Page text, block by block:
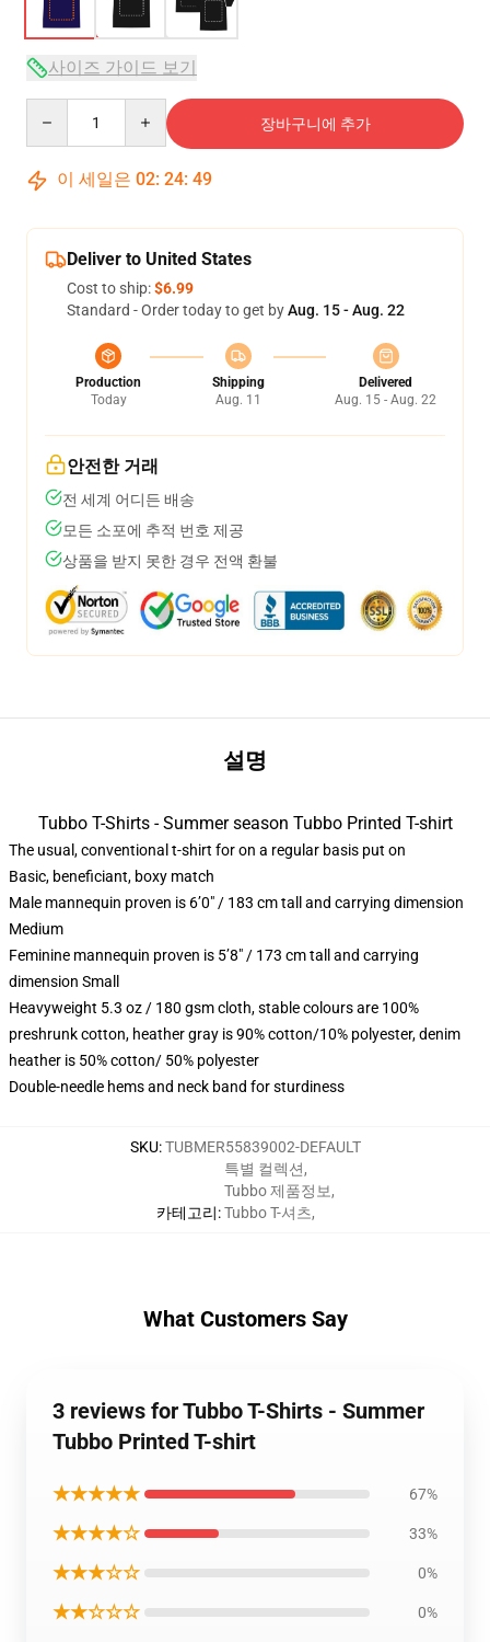
사이즈 가이드 보기
장바구니에 추가
이 세일은 02: 24: 48
Deliver to United States
Cost to ship:$6.99
Standard - Order today to get byAug. 15 - Aug. 22
Production
Today
Shipping
Aug. 11
Delivered
Aug. 15 - Aug. 22
안전한 거래
전 세계 어디든 배송
모든 소포에 추적 번호 제공
상품을 받지 못한 경우 전액 환불
설명
Tubbo T-Shirts - Summer season Tubbo Printed T-shirt
The usual, conventional t-shirt for on a regular basis put on
Basic, beneficiant, boxy match
Male mannequin proven is 6’0″ / 183 cm tall and carrying dimension
Medium
Feminine mannequin proven is 5’8″ / 173 cm tall and carrying
dimension Small
Heavyweight 5.3 oz / 180 gsm cloth, stable colours are 100%
preshrunk cotton, heather gray is 90% cotton/10% polyester, denim
heather is 50% cotton/ 50% polyester
Double-needle hems and neck band for sturdiness
SKU:TUBMER55839002-DEFAULT
카테고리:
특별 컬렉션,
Tubbo 제품정보,
Tubbo T-셔츠,
What Customers Say
3 reviews for Tubbo T-Shirts - Summer
Tubbo Printed T-shirt
★★★★★ 67%
★★★★☆ 33%
★★★☆☆ 0%
★★☆☆☆ 0%